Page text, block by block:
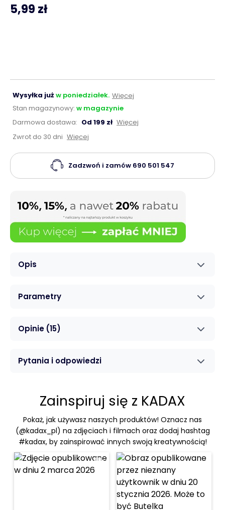
Opis
Parametry
Opinie (15)
Pytania i odpowiedzi
Zainspiruj się z KADAX
Pokaż, jak używasz naszych produktów! Oznacz nas
(@kadax_pl) na zdjęciach i filmach oraz dodaj hashtag
#kadax, by zainspirować innych swoją kreatywnością!
5,99 zł
Wysyłka już w poniedziałek. Więcej
Stan magazynowy: w magazynie
Darmowa dostawa: Od 199 zł Więcej
Zwrot do 30 dni Więcej
Zadzwoń i zamów 690 501 547